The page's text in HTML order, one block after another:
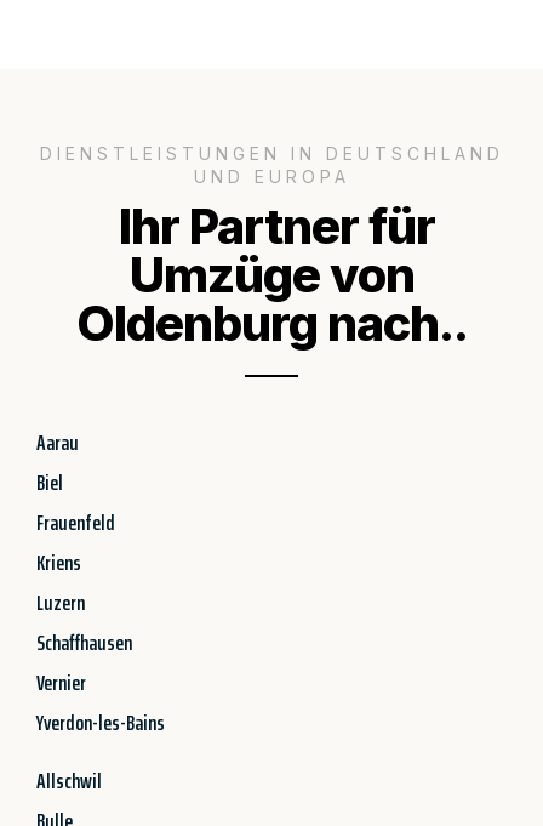
DIENSTLEISTUNGEN IN DEUTSCHLAND
UND EUROPA
Ihr Partner für
Umzüge von
Oldenburg nach..
Aarau
Biel
Frauenfeld
Kriens
Luzern
Schaffhausen
Vernier
Yverdon-les-Bains
Allschwil